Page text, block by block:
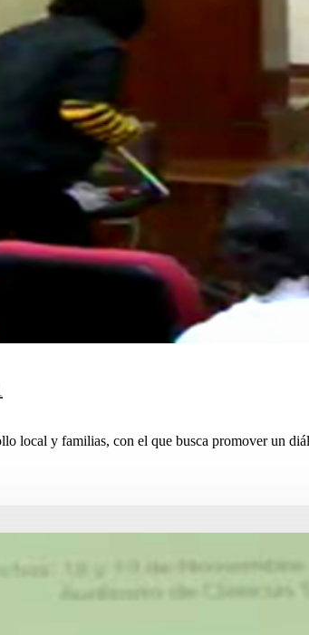
local y familias, con el que busca promover un